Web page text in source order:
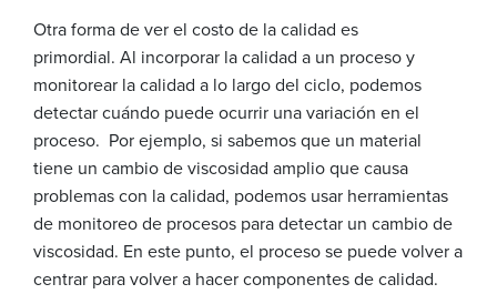
Otra forma de ver el costo de la calidad es
primordial. Al incorporar la calidad a un proceso y
monitorear la calidad a lo largo del ciclo, podemos
detectar cuándo puede ocurrir una variación en el
proceso. Por ejemplo, si sabemos que un material
tiene un cambio de viscosidad amplio que causa
problemas con la calidad, podemos usar herramientas
de monitoreo de procesos para detectar un cambio de
viscosidad. En este punto, el proceso se puede volver a
centrar para volver a hacer componentes de calidad.